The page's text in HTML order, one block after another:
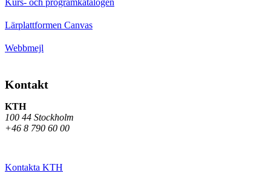
Lärplattformen Canvas
Webbmejl
Kontakt
KTH
100 44 Stockholm
+46 8 790 60 00
Kontakta KTH